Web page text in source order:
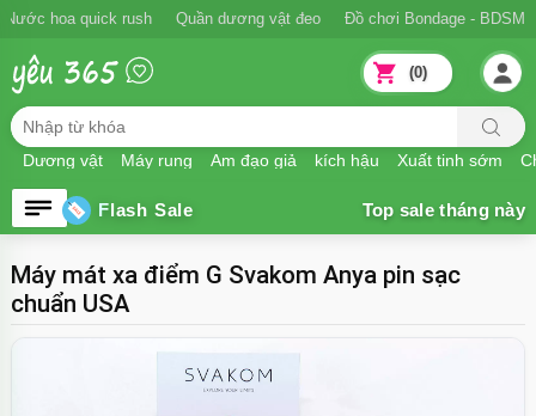
Ngăn xuất tinh sớm Nước hoa quick rush Quần dương vật đeo Đồ
Dương vật Máy rung Âm đạo giả kích hậu Xuất tinh sớm
(0)
Flash Sale
Máy mát xa điểm G Svakom Anya pin sạc
chuẩn USA